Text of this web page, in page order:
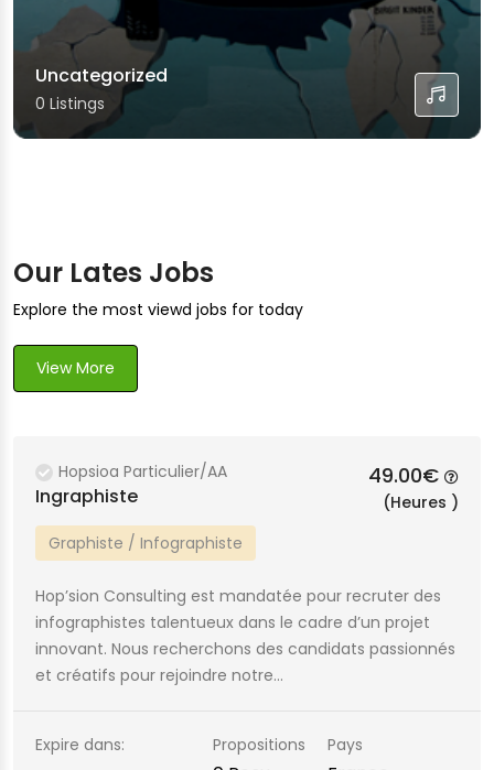
Uncategorized
0 Listings
Our Lates Jobs
Explore the most viewd jobs for today
View More
Hopsioa Particulier/AA 49.00€
(Heures )
Ingraphiste
Graphiste / Infographiste
Hop’sion Consulting est mandatée pour recruter des
infographistes talentueux dans le cadre d’un projet
innovant. Nous recherchons des candidats passionnés
et créatifs pour rejoindre notre…
Expire dans:
Propositions Pays